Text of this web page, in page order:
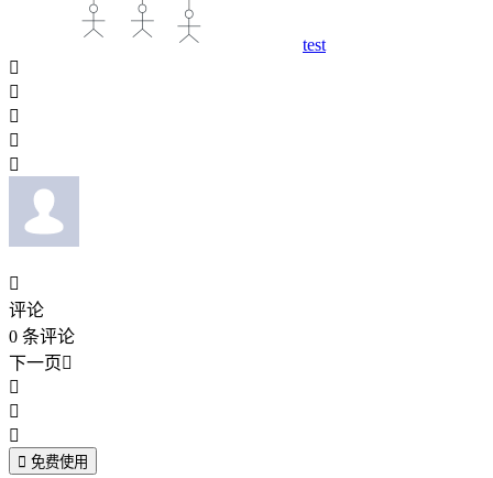
test






评论
0 条评论
下一页



 免费使用